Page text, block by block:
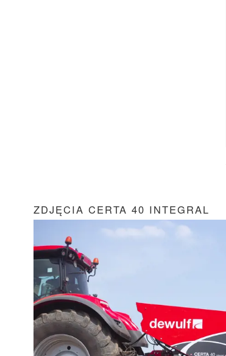
ZDJĘCIA CERTA 40 INTEGRAL